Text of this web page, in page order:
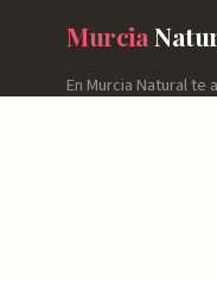
Murcia
En Murcia Natural